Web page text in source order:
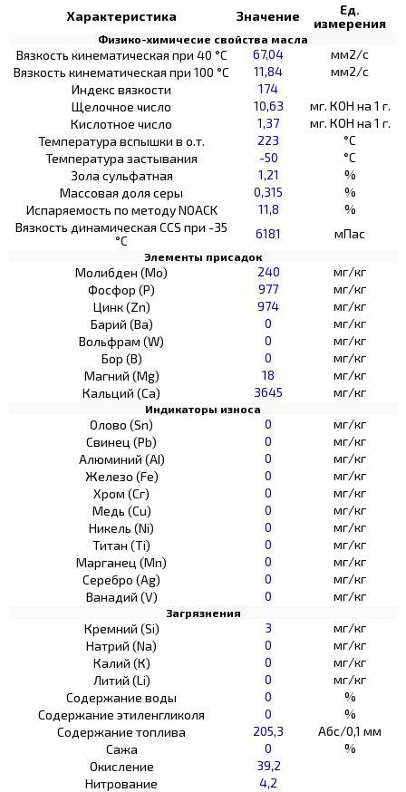
Характеристика Значение
Ед.
измерения
Физико-химичесие свойства масла
Вязкость кинематическая при 40 °С 67,04
мм2/с
Вязкость кинематическая при 100 °С
11,84
мм2/с
Индекс вязкости
174
Щелочное число
10,63
мг. КОН на 1 г.
Кислотное число
1,37
мг. КОН на 1 г.
Температура вспышки в о.т.
223
°C
Температура застывания
-50
°C
Зола сульфатная
1,21
%
Массовая доля серы
0,315
%
Испаряемость по методу NOACK
11,8
%
Вязкость динамическая CCS при -35
°С
6181 мПас
Элементы присадок
Молибден (Мо) 240
мг/кг
Фосфор (Р)
977
мг/кг
Цинк (Zn)
974
мг/кг
Барий (Ва)
0
мг/кг
Вольфрам (W)
0
мг/кг
Бор (В)
0
мг/кг
Магний (Mg)
18
мг/кг
Кальций (Са)
3645 мг/кг
Индикаторы износа
Олово (Sn) 0
мг/кг
Свинец (Pb)
0
мг/кг
Алюминий (AI)
0
мг/кг
Железо (Fe)
0
мг/кг
Хром (Сг)
0
мг/кг
Медь (Cu)
0
мг/кг
Никель (Ni)
0
мг/кг
Титан (Ti)
0
мг/кг
Марганец (Mn)
0
мг/кг
Серебро (Ag)
0
мг/кг
Ванадий (V)
0 мг/кг
Загрязнения
Кремний (Si) 3
мг/кг
Натрий (Na)
0
мг/кг
Калий (К)
0
мг/кг
Литий (Li)
0
мг/кг
Содержание воды
0
%
Содержание этиленгликоля
0
%
Содержание топлива
205,3
Абс/0,1 мм
Сажа
0
%
Окисление
39,2
Нитрование
4,2